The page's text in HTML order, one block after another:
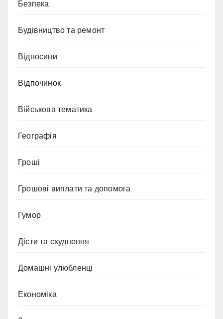
Безпека
Будівництво та ремонт
Відносини
Відпочинок
Військова тематика
Географія
Гроші
Грошові виплати та допомога
Гумор
Дієти та схуднення
Домашні улюбленці
Економіка